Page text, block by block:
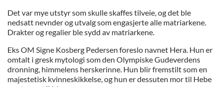
Det var mye utstyr som skulle skaffes tilveie, og det ble
nedsatt nevnder og utvalg som engasjerte alle matriarkene.
Drakter og regalier ble sydd av matriarkene.
Eks OM Signe Kosberg Pedersen foreslo navnet Hera. Hun er
omtalt i gresk mytologi som den Olympiske Gudeverdens
dronning, himmelens herskerinne. Hun blir fremstilt som en
majestetisk kvinneskikkelse, og hun er dessuten mor til Hebe